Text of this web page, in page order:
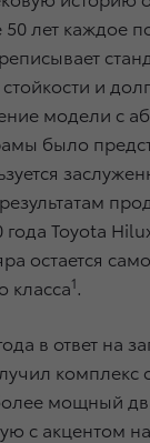
лет каждое
и
модели с
было
Toyota
остается
класса1.
в ответ на
комплекс
мощный
с акцентом